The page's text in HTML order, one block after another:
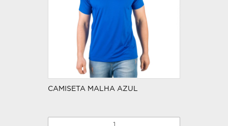
CAMISETA MALHA AZUL